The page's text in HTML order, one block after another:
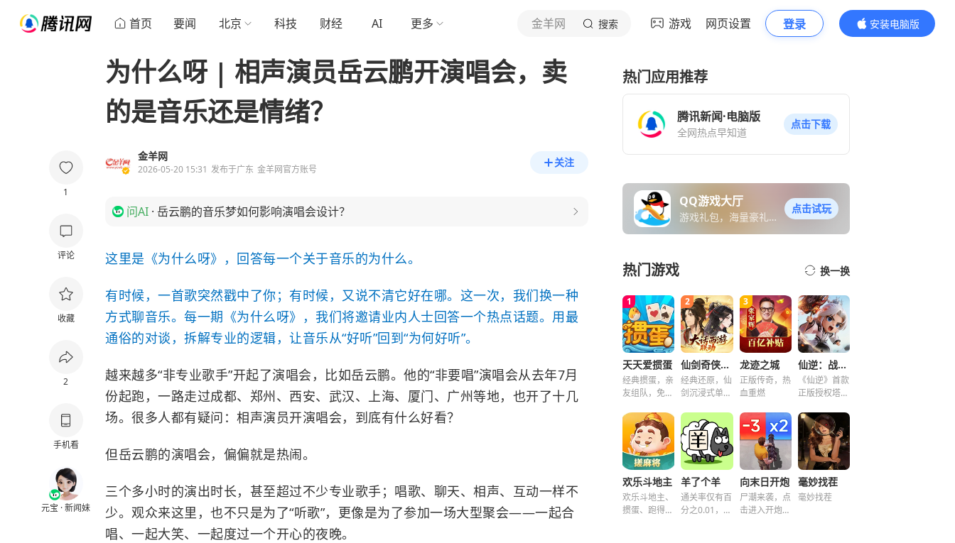
首页 要闻 北京 科技 财经 AI 更多 金羊网 搜索 游戏 网页设置 登录
安装电脑版
内容更精彩
1
评论
收藏
2
手机看
元宝 · 新闻妹
为什么呀 | 相声演员岳云鹏开演唱会，卖
的是音乐还是情绪？
金羊网
2026-05-20 15:31 发布于广东 金羊网官方账号
关注
问AI · 岳云鹏的音乐梦如何影响演唱会设计？
这里是《为什么呀》，回答每一个关于音乐的为什么。
有时候，一首歌突然戳中了你；有时候，又说不清它好在哪。这一次，我们换一种
方式聊音乐。每一期《为什么呀》，我们将邀请业内人士回答一个热点话题。用最
通俗的对谈，拆解专业的逻辑，让音乐从“好听”回到“为何好听”。
越来越多“非专业歌手”开起了演唱会，比如岳云鹏。他的“非要唱”演唱会从去年7月
份起跑，一路走过成都、郑州、西安、武汉、上海、厦门、广州等地，也开了十几
场。很多人都有疑问：相声演员开演唱会，到底有什么好看？
但岳云鹏的演唱会，偏偏就是热闹。
三个多小时的演出时长，甚至超过不少专业歌手；唱歌、聊天、相声、互动一样不
少。观众来这里，也不只是为了“听歌”，更像是为了参加一场大型聚会——一起合
唱、一起大笑、一起度过一个开心的夜晚。
热门应用推荐
腾讯新闻·电脑版
全网热点早知道
点击下载
QQ游戏大厅
游戏礼包，海量豪礼免
点击试玩
热门游戏 换一换
天天爱掼蛋
经典掼蛋，亲
友组队，免费
仙剑奇侠传之新的开始
经典还原，仙
剑沉浸式单机
龙迹之城
正版传奇，热
血重燃
仙逆：战天道
《仙逆》首款
正版授权塔防
欢乐斗地主
欢乐斗地主、
掼蛋、跑得
羊了个羊
通关率仅有百
分之0.01，快
向末日开炮
尸潮来袭，点
击进入开炮宇
毫妙找茬
毫妙找茬